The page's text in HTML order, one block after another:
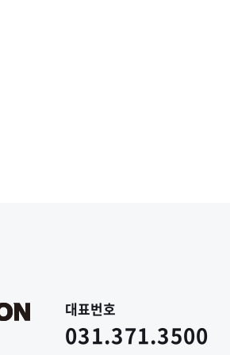
대표번호
031.371.3500